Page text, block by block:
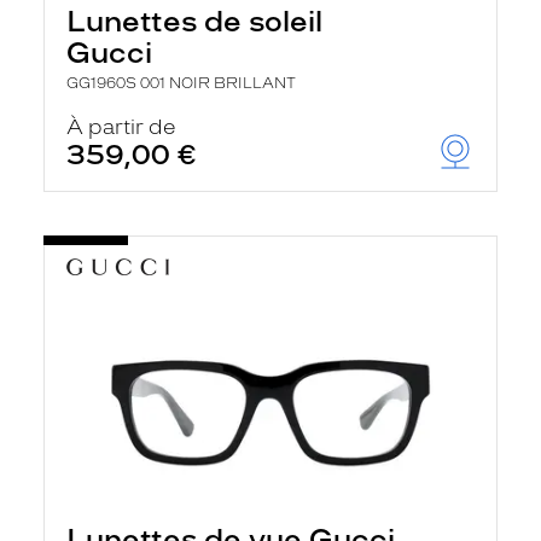
Lunettes de soleil
Gucci
GG1960S 001 NOIR BRILLANT
À partir de
359,00 €